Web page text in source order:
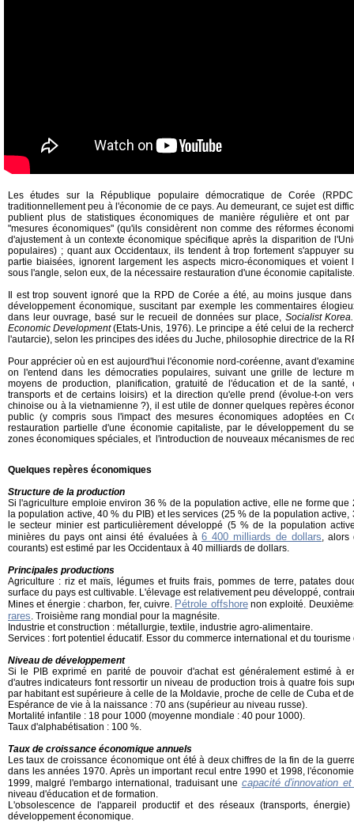
Les études sur la République populaire démocratique de Corée
traditionnellement peu à l'économie de ce pays. Au demeurant, ce sujet est
publient plus de statistiques économiques de manière régulière et ont
"mesures économiques" (qu'ils considèrent non comme des réformes
d'ajustement à un contexte économique spécifique après la disparition de
populaires) ; quant aux Occidentaux, ils tendent à trop fortement s'appuyer
partie biaisées, ignorent largement les aspects micro-économiques et voient
sous l'angle, selon eux, de la nécessaire restauration d'une économie capitaliste.
Il est trop souvent ignoré que la RPD de Corée a été, au moins jusque
développement économique, suscitant par exemple les commentaires
dans leur ouvrage, basé sur le recueil de données sur place,
Socialist
Economic Development(Etats-Unis, 1976). Le principe a été celui de la
l'autarcie), selon les principes des idées du Juche, philosophie directrice de la
Pour apprécier où en est aujourd'hui l'économie nord-coréenne, avant
on l'entend dans les démocraties populaires, suivant une grille de lecture
moyens de production, planification, gratuité de l'éducation et de la santé,
transports et de certains loisirs) et la direction qu'elle prend (évolue-t-on
chinoise ou à la vietnamienne ?), il est utile de donner quelques repères
public (y compris sous l'impact des mesures économiques adoptées en
restauration partielle d'une économie capitaliste, par le développement du
zones économiques spéciales, et l'introduction de nouveaux mécanismes de
Quelques repères économiques
Structure de la production
Si l'agriculture emploie environ 36 % de la population active, elle ne forme que
la population active, 40 % du PIB) et les services (25 % de la population
le secteur minier est particulièrement développé (5 % de la population
minières du pays ont ainsi été évaluées à 6 400 milliards de dollars ,
courants) est estimé par les Occidentaux à 40 milliards de dollars.
Principales productions
Agriculture : riz et maïs, légumes et fruits frais, pommes de terre, patates
surface du pays est cultivable. L'élevage est relativement peu développé,
Mines et énergie : charbon, fer, cuivre.
Pétrole offshorenon exploité.
rares . Troisième rang mondial pour la magnésite.
Industrie et construction : métallurgie, textile, industrie agro-alimentaire.
Services : fort potentiel éducatif. Essor du commerce international et du
Niveau de développement
Si le PIB exprimé en parité de pouvoir d'achat est généralement estimé à
d'autres indicateurs font ressortir un niveau de production trois à quatre fois
par habitant est supérieure à celle de la Moldavie, proche de celle de Cuba et
Espérance de vie à la naissance : 70 ans (supérieur au niveau russe).
Mortalité infantile : 18 pour 1000 (moyenne mondiale : 40 pour 1000).
Taux d'alphabétisation : 100 %.
Taux de croissance économique annuels
Les taux de croissance économique ont été à deux chiffres de la fin de la
dans les années 1970. Après un important recul entre 1990 et 1998,
1999, malgré l'embargo international, traduisant une capacité d'innovation et
niveau d'éducation et de formation.
L'obsolescence de l'appareil productif et des réseaux (transports,
développement économique.